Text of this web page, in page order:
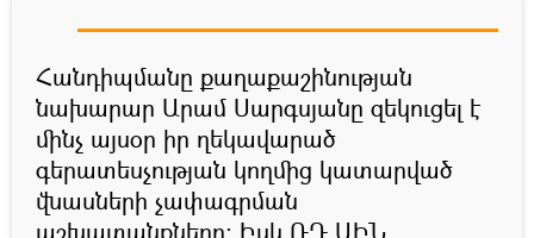
Հանդիպմանը քաղաքաշինության
նախարար Արամ Սարգսյանը զեկուցել է
մինչ այսօր իր ղեկավարած
գերատեսչության կողմից կատարված
վնասների չափագրման
աշխատանքները: Իսկ ՌԴ ԱԻՆ